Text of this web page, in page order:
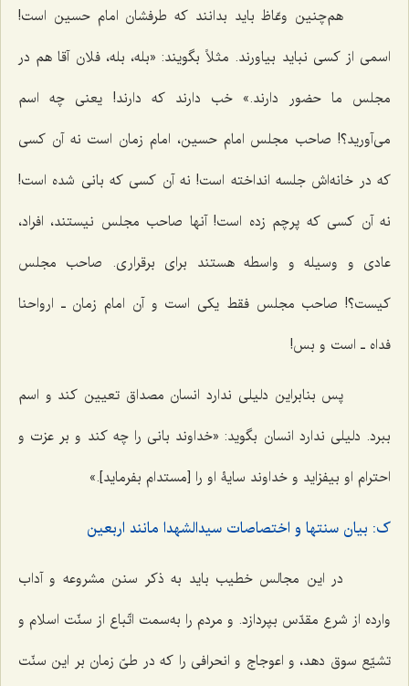
هم‌چنین وعّاظ باید بدانند که طرفشان امام حسین است!
اسمی از کسی نباید بیاورند. مثلاً بگویند: «بله، بله، فلان آقا هم در
مجلس ما حضور دارند.» خب دارند که دارند! یعنی چه اسم
می‌آورید؟! صاحب مجلس امام حسین، امام زمان است نه آن کسی
که در خانه‌اش جلسه انداخته است! نه آن کسی که بانی شده است!
نه آن کسی که پرچم زده است! آنها صاحب مجلس نیستند، افراد،
عادی و وسیله و واسطه هستند برای برقراری. صاحب مجلس
کیست؟! صاحب مجلس فقط یکی است و آن امام زمان ـ ارواحنا
فداه ـ است و بس!
پس بنابراین دلیلی ندارد انسان مصداق تعیین کند و اسم
ببرد. دلیلی ندارد انسان بگوید: «خداوند بانی را چه کند و بر عزت و
احترام او بیفزاید و خداوند سایۀ او را [مستدام بفرماید].»
ک: بیان سنتها و اختصاصات سیدالشهدا مانند اربعین
در این مجالس خطیب باید به ذکر سنن مشروعه و آداب
وارده از شرع مقدّس بپردازد. و مردم را به‌سمت اتّباع از سنّت اسلام و
تشیّع سوق دهد، و اعوجاج و انحرافی را که در طیّ زمان بر این سنّت